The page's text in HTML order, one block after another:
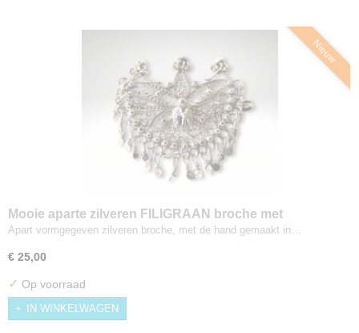
Nieuw
Mooie aparte zilveren FILIGRAAN broche met
pampeltjes
Apart vormgegeven zilveren broche, met de hand gemaakt in…
€ 25,00
✓ Op voorraad
IN WINKELWAGEN